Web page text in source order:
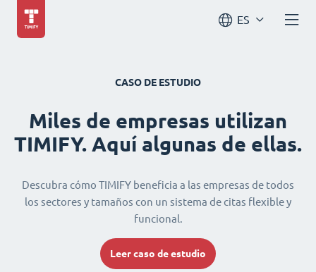
ES
CASO DE ESTUDIO
Miles de empresas utilizan
TIMIFY. Aquí algunas de ellas.
Descubra cómo TIMIFY beneficia a las empresas de todos
los sectores y tamaños con un sistema de citas flexible y
funcional.
Leer caso de estudio